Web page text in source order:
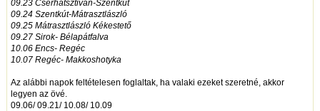
09.23 Cserhátsztiván-Szentkút
09.24 Szentkút-Mátrasztlászló
09.25 Mátrasztlászló Kékestető
09.27 Sirok- Bélapátfalva
10.06 Encs- Regéc
10.07 Regéc- Makkoshotyka
Az alábbi napok feltételesen foglaltak, ha valaki ezeket szeretné, akkor
legyen az övé.
09.06/ 09.21/ 10.08/ 10.09